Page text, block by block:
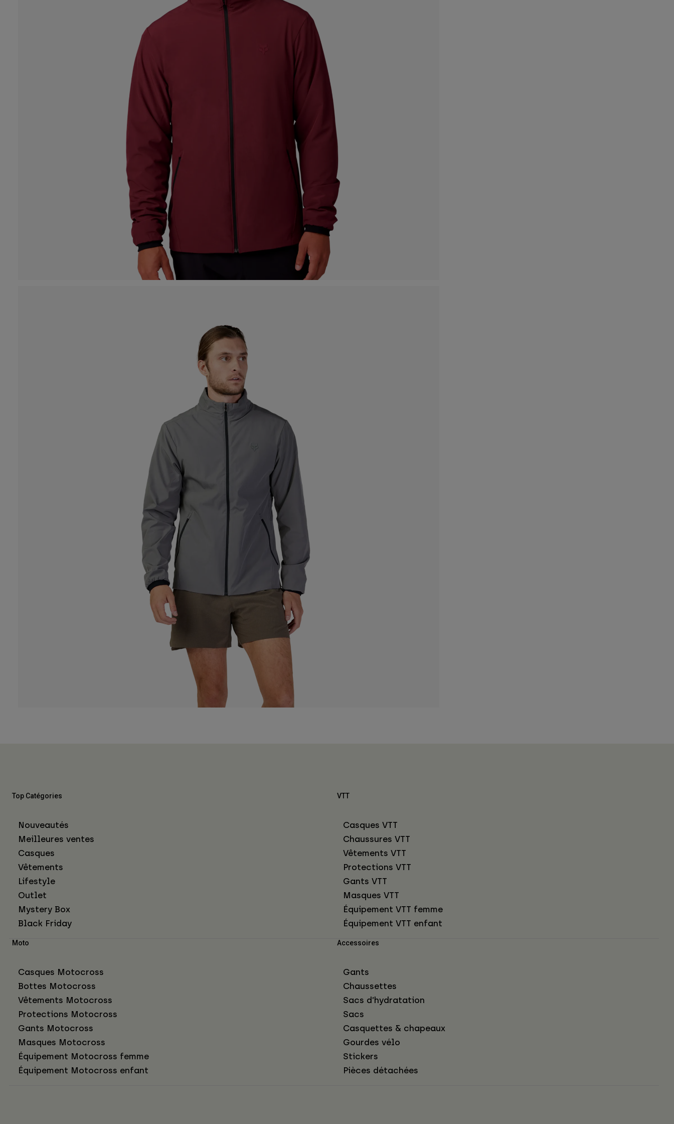
Top Catégories
Nouveautés
Meilleures ventes
Casques
Vêtements
Lifestyle
Outlet
Mystery Box
Black Friday
VTT
Casques VTT
Chaussures VTT
Vêtements VTT
Protections VTT
Gants VTT
Masques VTT
Équipement VTT femme
Équipement VTT enfant
Moto
Casques Motocross
Bottes Motocross
Vêtements Motocross
Protections Motocross
Gants Motocross
Masques Motocross
Équipement Motocross femme
Équipement Motocross enfant
Accessoires
Gants
Chaussettes
Sacs d’hydratation
Sacs
Casquettes & chapeaux
Gourdes vélo
Stickers
Pièces détachées